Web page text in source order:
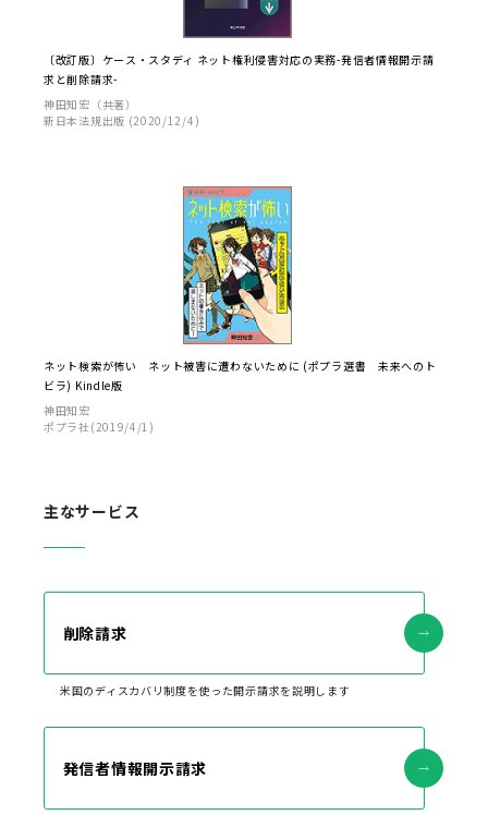
〔改訂版〕ケース・スタディ ネット権利侵害対応の実務-発信者情報開示請
求と削除請求-
神田知宏（共著）
新日本法規出版 (2020/12/4)
ネット検索が怖い ネット被害に遭わないために (ポプラ選書 未来へのト
ビラ) Kindle版
神田知宏
ポプラ社(2019/4/1)
主なサービス
削除請求
米国のディスカバリ制度を使った開示請求を説明します
発信者情報開示請求